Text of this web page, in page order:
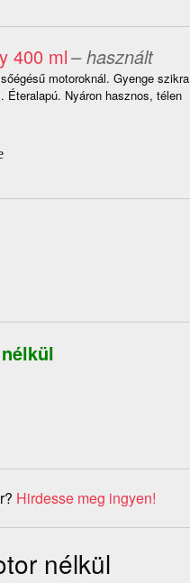
400 ml– használt
motoroknál. Gyenge szikra
Nyáron hasznos, télen
Hirdesse meg ingyen!
nélkül